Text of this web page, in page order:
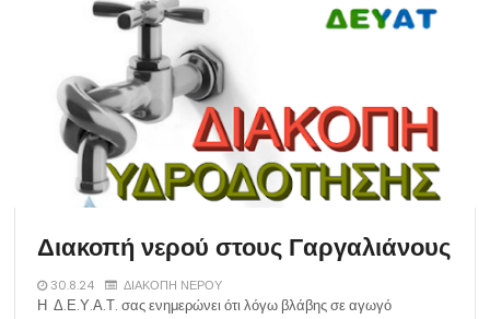
Διακοπή νερού στους Γαργαλιάνους
30.8.24 ΔΙΑΚΟΠΗ ΝΕΡΟΥ
Η Δ.Ε.Υ.Α.Τ. σας ενημερώνει ότι λόγω βλάβης σε αγωγό